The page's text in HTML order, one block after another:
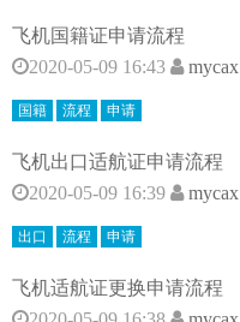
飞机国籍证申请流程
2020-05-09 16:43
mycax
国籍 流程 申请
飞机出口适航证申请流程
2020-05-09 16:39
mycax
出口 流程 申请
飞机适航证更换申请流程